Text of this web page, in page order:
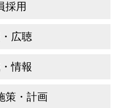
採用
広聴
情報
策・計画